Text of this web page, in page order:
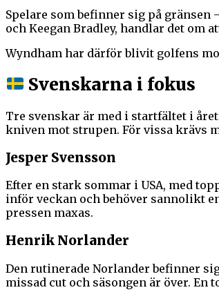
Spelare som befinner sig på gränsen
och Keegan Bradley, handlar det om
Wyndham har därför blivit golfens
Svenskarna i fokus
Tre svenskar är med i startfältet i
kniven mot strupen. För vissa krävs
Jesper Svensson
Efter en stark sommar i USA, med
inför veckan och behöver sannolikt
pressen maxas.
Henrik Norlander
Den rutinerade Norlander befinner
missad cut och säsongen är över. En